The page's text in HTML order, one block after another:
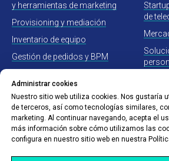
y herramientas de marketing
Provisioning y mediación
Inventario de equipo
Gestión de pedidos y BPM
de
Servicios relacionados
al producto
Soporte técnico
Implementación
Blog
Administrar cookies
Nuestro sitio web utiliza cookies. Nos gustaría
de terceros, así como tecnologías similares,
marketing. Al continuar navegando, acepta el
más información sobre cómo utilizamos las
configura en nuestro sitio web en nuestra